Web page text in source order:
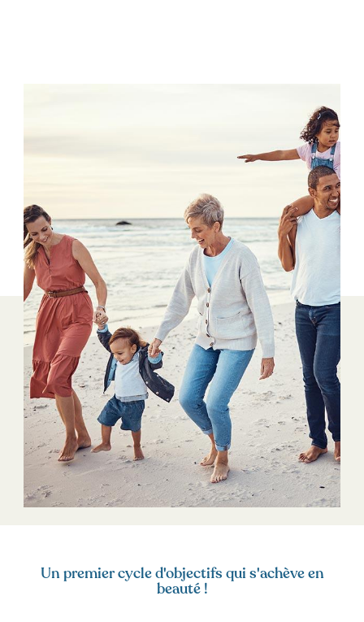
Un premier cycle d'objectifs qui s'achève en
beauté !